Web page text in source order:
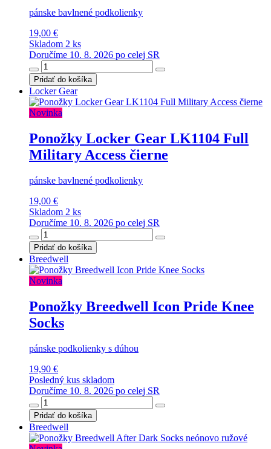
pánske bavlnené podkolienky
19,00 €
Skladom 2 ks
Doručíme 10. 8. 2026 po celej SR
Pridať do košíka
Locker Gear
Novinka
Ponožky Locker Gear LK1104 Full
Military Access čierne
pánske bavlnené podkolienky
19,00 €
Skladom 2 ks
Doručíme 10. 8. 2026 po celej SR
Pridať do košíka
Breedwell
Novinka
Ponožky Breedwell Icon Pride Knee
Socks
pánske podkolienky s dúhou
19,90 €
Posledný kus skladom
Doručíme 10. 8. 2026 po celej SR
Pridať do košíka
Breedwell